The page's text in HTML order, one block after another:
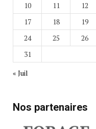
10
11 12
17
18 19
24
25 26
31
« Juil
Nos partenaires